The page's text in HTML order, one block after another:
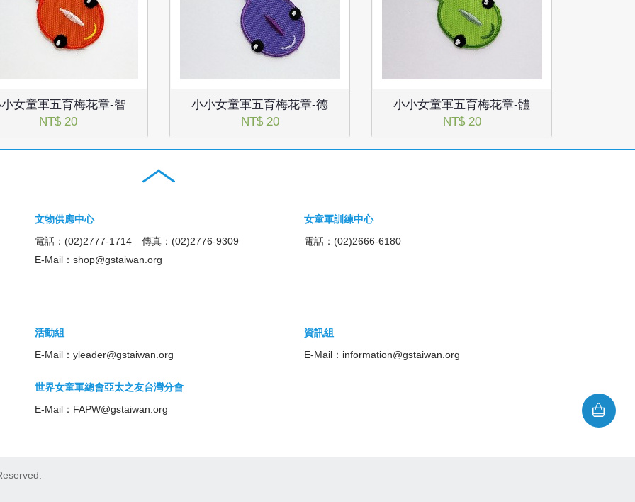
女童軍五育梅花章-智
NT$ 20
小小女童軍五育梅花章-德
NT$ 20
小小女童軍五育梅花章-體
NT$ 20
文物供應中心
電話：(02)2777-1714 傳真：(02)2776-9309
E-Mail： shop@gstaiwan.org
女童軍訓練中心
電話：(02)2666-6180
活動組
E-Mail： yleader@gstaiwan.org
資訊組
E-Mail： information@gstaiwan.org
世界女童軍總會亞太之友台灣分會
E-Mail： FAPW@gstaiwan.org